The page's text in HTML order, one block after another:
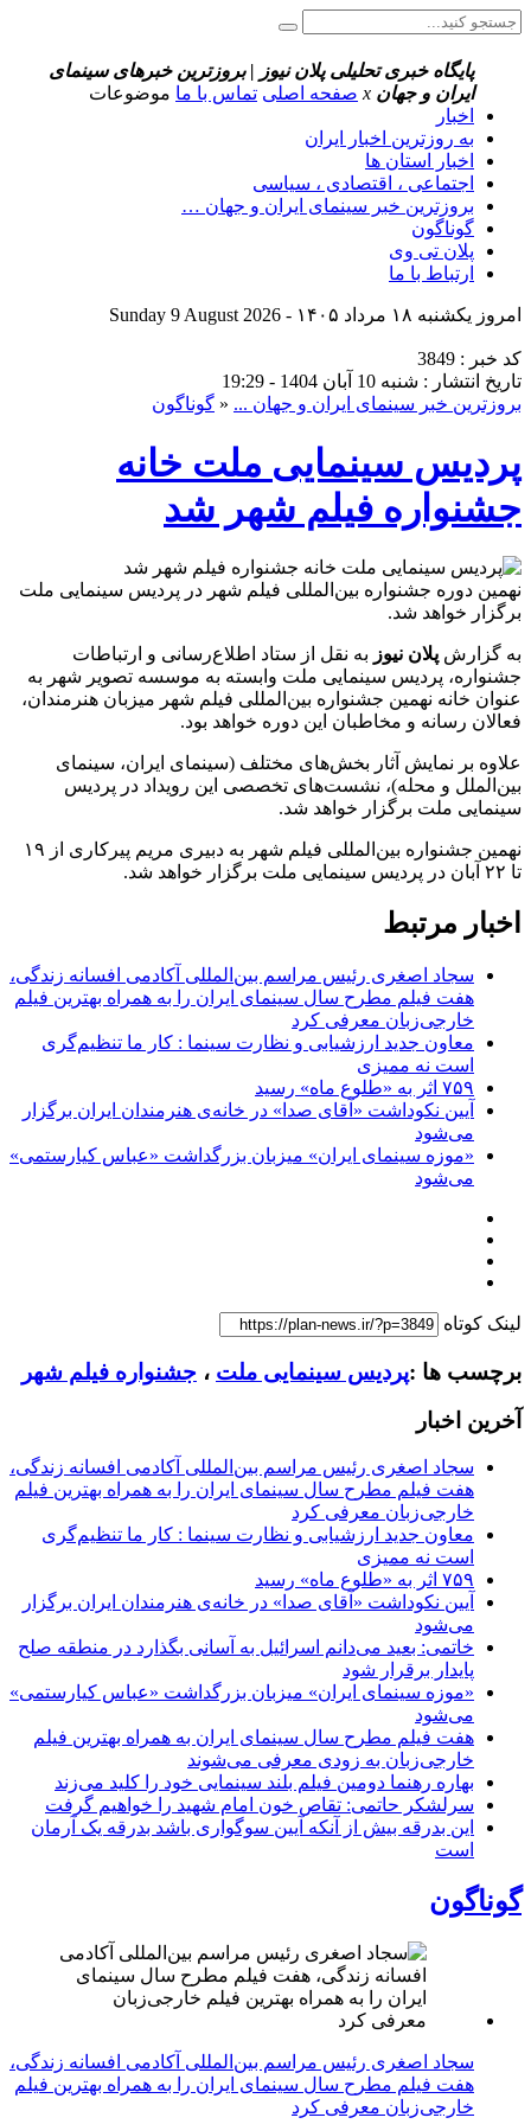
پایگاه خبری تحلیلی پلان نیوز | بروزترین خبرهای سینمای
ایران و جهان x صفحه اصلی تماس با ما موضوعات
اخبار
به روزترین اخبار ایران
اخبار استان ها
اجتماعی ، اقتصادی ، سیاسی
بروزترین خبر سینمای ایران و جهان …
گوناگون
پلان تی وی
ارتباط با ما
امروز یکشنبه ۱۸ مرداد ۱۴۰۵ - Sunday 9 August 2026
کد خبر : 3849
تاریخ انتشار : شنبه 10 آبان 1404 - 19:29
بروزترین خبر سینمای ایران و جهان ... « گوناگون
پردیس سینمایی ملت خانه
جشنواره فیلم شهر شد
نهمین دوره جشنواره بین‌المللی فیلم شهر در پردیس سینمایی ملت
برگزار خواهد شد.
به گزارش پلان نیوز به نقل از ستاد اطلاع‌رسانی و ارتباطات
جشنواره، پردیس سینمایی ملت وابسته به موسسه تصویر شهر به
عنوان خانه نهمین جشنواره بین‌المللی فیلم شهر میزبان هنرمندان،
فعالان رسانه و مخاطبان این دوره خواهد بود.
علاوه بر نمایش آثار بخش‌های مختلف (سینمای ایران، سینمای
بین‌الملل و محله)، نشست‌های تخصصی این رویداد در پردیس
سینمایی ملت برگزار خواهد شد.
نهمین جشنواره بین‌المللی فیلم شهر به دبیری مریم پیرکاری از ۱۹
تا ۲۲ آبان در پردیس سینمایی ملت برگزار خواهد شد.
اخبار مرتبط
سجاد اصغری رئیس مراسم بین‌المللی آکادمی افسانه زندگی،
هفت فیلم مطرح سال سینمای ایران را به همراه بهترین فیلم
خارجی‌زبان معرفی کرد
معاون جدید ارزشیابی و نظارت سینما : کار ما تنظیم‌گری
است نه ممیزی
۷۵۹ اثر به «طلوع ماه» رسید
آیین نکوداشت «آقای صدا» در خانه‌ی هنرمندان ایران برگزار
می‌شود
«موزه سینمای ایران» میزبان بزرگداشت «عباس کیارستمی»
می‌شود
لینک کوتاه
برچسب ها :پردیس سینمایی ملت ، جشنواره فیلم شهر
آخرین اخبار
سجاد اصغری رئیس مراسم بین‌المللی آکادمی افسانه زندگی،
هفت فیلم مطرح سال سینمای ایران را به همراه بهترین فیلم
خارجی‌زبان معرفی کرد
معاون جدید ارزشیابی و نظارت سینما : کار ما تنظیم‌گری
است نه ممیزی
۷۵۹ اثر به «طلوع ماه» رسید
آیین نکوداشت «آقای صدا» در خانه‌ی هنرمندان ایران برگزار
می‌شود
خاتمی: بعید می‌دانم اسرائیل به آسانی بگذارد در منطقه صلح
پایدار برقرار شود
«موزه سینمای ایران» میزبان بزرگداشت «عباس کیارستمی»
می‌شود
هفت فیلم مطرح سال سینمای ایران به همراه بهترین فیلم
خارجی‌زبان به زودی معرفی می‌شوند
بهاره رهنما دومین فیلم بلند سینمایی خود را کلید می‌زند
سرلشکر حاتمی: تقاص خون امام شهید را خواهیم گرفت
این بدرقه بیش از آنکه آیین سوگواری باشد بدرقه یک آرمان
است
گوناگون
سجاد اصغری رئیس مراسم بین‌المللی آکادمی افسانه زندگی،
هفت فیلم مطرح سال سینمای ایران را به همراه بهترین فیلم
خارجی‌زبان معرفی کرد